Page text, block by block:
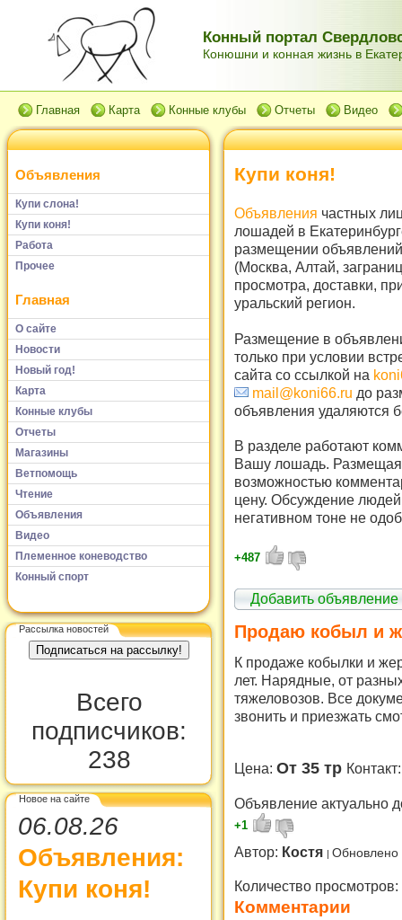
Конный портал
Конюшни и конная жизнь в
Главная Карта Конные клубы Отчеты Видео
Объявления
Купи слона!
Купи коня!
Работа
Прочее
Главная
О сайте
Новости
Новый год!
Карта
Конные клубы
Отчеты
Магазины
Ветпомощь
Чтение
Объявления
Видео
Племенное коневодство
Конный спорт
Рассылка новостей
Всего
подписчиков:
238
Новое на сайте
06.08.26
Объявления:
Купи коня!
Купи коня!
Объявления частных
лошадей в
размещении
(Москва, Алтай,
просмотра, доставки,
уральский регион.
Размещение в
только при условии
сайта со ссылкой на
mail@koni66.ru до
объявления удаляются
В разделе работают
Вашу лошадь. Размещая
возможностью
цену. Обсуждение
негативном тоне не
+487
Добавить объявление
Продаю кобыл и
К продаже кобылки и
лет. Нарядные, от
тяжеловозов. Все
звонить и приезжать
Цена: От 35 тр
Объявление актуально
+1
Автор: Костя Обновлено
Количество просмотров:
Комментарии